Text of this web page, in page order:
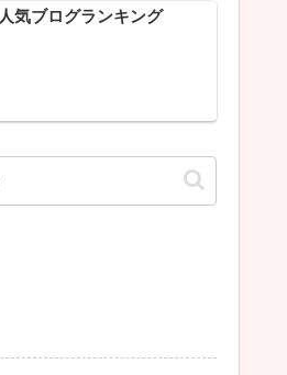
人気ブログランキング